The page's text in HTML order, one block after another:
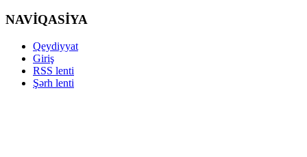
NAVİQASİYA
Qeydiyyat
Giriş
RSS lenti
Şərh lenti